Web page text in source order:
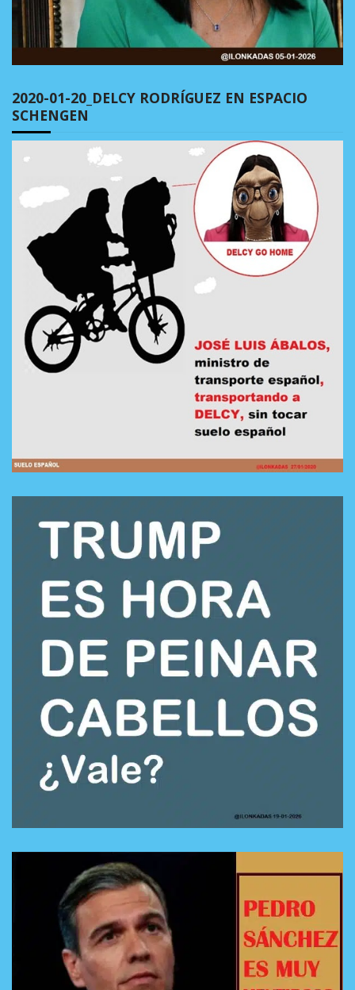
2020-01-20_DELCY RODRÍGUEZ EN ESPACIO
SCHENGEN